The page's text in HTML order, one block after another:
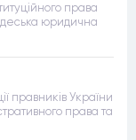
права
юридична
правників України
права та